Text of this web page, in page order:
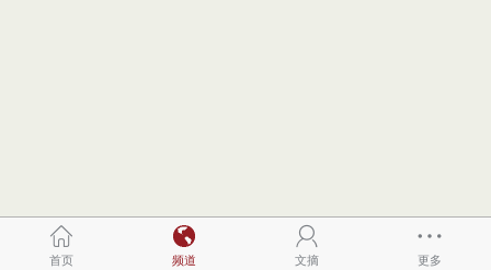
首页 频道 文摘 更多